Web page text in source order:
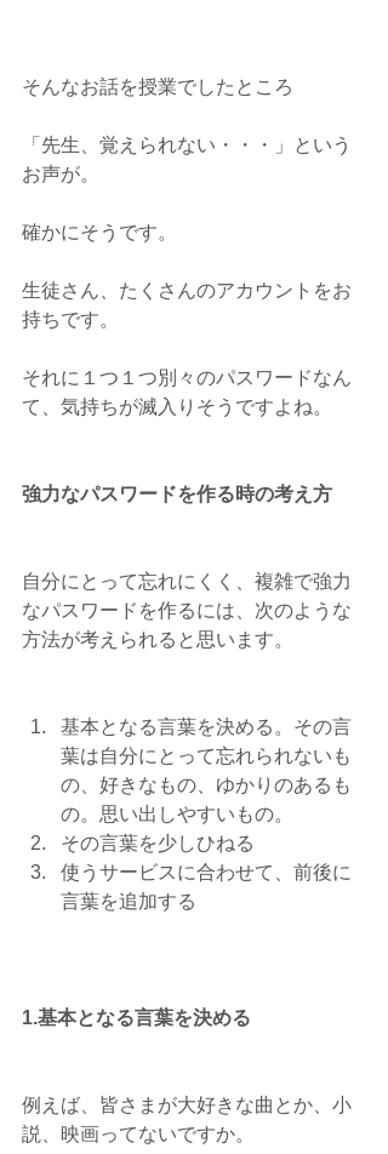
そんなお話を授業でしたところ
「先生、覚えられない・・・」という
お声が。
確かにそうです。
生徒さん、たくさんのアカウントをお
持ちです。
それに１つ１つ別々のパスワードなん
て、気持ちが滅入りそうですよね。
強力なパスワードを作る時の考え方
自分にとって忘れにくく、複雑で強力
なパスワードを作るには、次のような
方法が考えられると思います。
基本となる言葉を決める。その言
葉は自分にとって忘れられないも
の、好きなもの、ゆかりのあるも
の。思い出しやすいもの。
その言葉を少しひねる
使うサービスに合わせて、前後に
言葉を追加する
1.基本となる言葉を決める
例えば、皆さまが大好きな曲とか、小
説、映画ってないですか。